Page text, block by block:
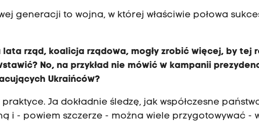
generacji to wojna, w której właściwie połowa
rząd, koalicja rządowa, mogły zrobić więcej, by tej
No, na przykład nie mówić w kampanii
Ukraińców?
Ja dokładnie śledzę, jak współczesne
i - powiem szczerze - można wiele przygotowywać -